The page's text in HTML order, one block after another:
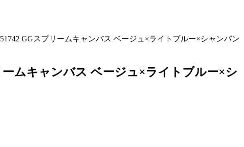
GGスプリームキャンバス ベージュ×ライトブルー×シャンパン
ムキャンバス ベージュ×ライトブルー×シ